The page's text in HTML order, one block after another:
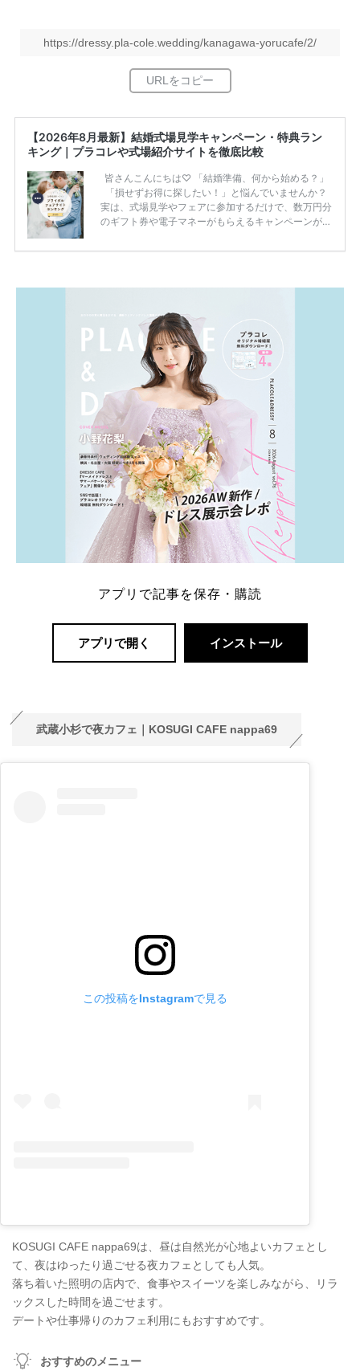
https://dressy.pla-cole.wedding/kanagawa-yorucafe/2/
【2026年8月最新】結婚式場見学キャンペーン・特典ラン
キング｜プラコレや式場紹介サイトを徹底比較
皆さんこんにちは♡ 「結婚準備、何から始める？」
「損せずお得に探したい！」と悩んでいませんか？
実は、式場見学やフェアに参加するだけで、数万円分
のギフト券や電子マネーがもらえるキャンペーンがあ
ため、比較せずに選ぶと損をしてしまうことも……。
一番お得？」「プラコレの特典は？」といった疑問も
解決します。 まずは診断で候補を絞れる「ウェディ
ング診断」か、体験型 […]続きを読む
アプリで記事を保存・購読
アプリで開く インストール
武蔵小杉で夜カフェ｜KOSUGI CAFE nappa69
この投稿をInstagramで見る
KOSUGI CAFE nappa69は、昼は自然光が心地よいカフェとし
て、夜はゆったり過ごせる夜カフェとしても人気。
落ち着いた照明の店内で、食事やスイーツを楽しみながら、リラ
ックスした時間を過ごせます。
デートや仕事帰りのカフェ利用にもおすすめです。
おすすめのメニュー